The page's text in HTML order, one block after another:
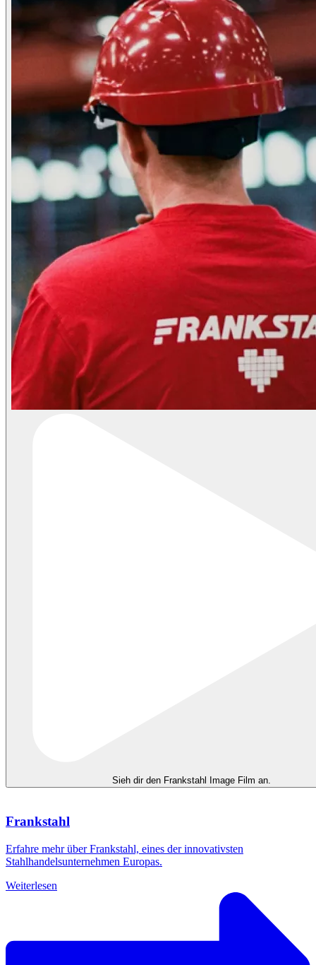
Sieh dir den Frankstahl Image Film an.
Frankstahl
Erfahre mehr über Frankstahl, eines der innovativsten
Stahlhandelsunternehmen Europas.
Weiterlesen